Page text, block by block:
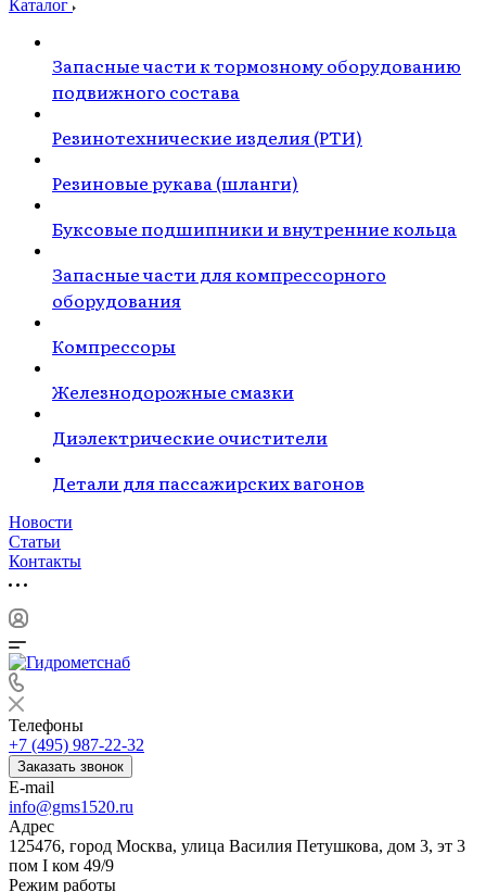
Каталог
Запасные части к тормозному оборудованию
подвижного состава
Резинотехнические изделия (РТИ)
Резиновые рукава (шланги)
Буксовые подшипники и внутренние кольца
Запасные части для компрессорного
оборудования
Компрессоры
Железнодорожные смазки
Диэлектрические очистители
Детали для пассажирских вагонов
Новости
Статьи
Контакты
Телефоны
+7 (495) 987-22-32
Заказать звонок
E-mail
info@gms1520.ru
Адрес
125476, город Москва, улица Василия Петушкова, дом 3, эт 3
пом I ком 49/9
Режим работы